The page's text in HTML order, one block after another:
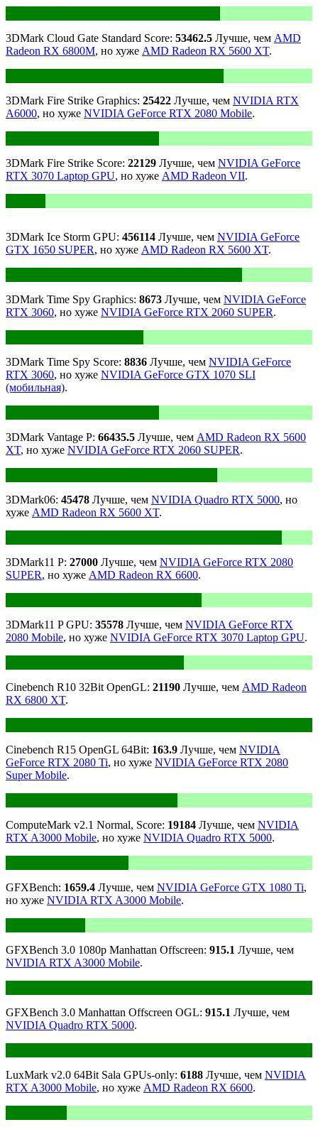
3DMark Cloud Gate Standard Score: 53462.5 Лучше, чем AMD
Radeon RX 6800M, но хуже AMD Radeon RX 5600 XT.
3DMark Fire Strike Graphics: 25422 Лучше, чем NVIDIA RTX
A6000, но хуже NVIDIA GeForce RTX 2080 Mobile.
3DMark Fire Strike Score: 22129 Лучше, чем NVIDIA GeForce
RTX 3070 Laptop GPU, но хуже AMD Radeon VII.
3DMark Ice Storm GPU: 456114 Лучше, чем NVIDIA GeForce
GTX 1650 SUPER, но хуже AMD Radeon RX 5600 XT.
3DMark Time Spy Graphics: 8673 Лучше, чем NVIDIA GeForce
RTX 3060, но хуже NVIDIA GeForce RTX 2060 SUPER.
3DMark Time Spy Score: 8836 Лучше, чем NVIDIA GeForce
RTX 3060, но хуже NVIDIA GeForce GTX 1070 SLI
(мобильная).
3DMark Vantage P: 66435.5 Лучше, чем AMD Radeon RX 5600
XT, но хуже NVIDIA GeForce RTX 2060 SUPER.
3DMark06: 45478 Лучше, чем NVIDIA Quadro RTX 5000, но
хуже AMD Radeon RX 5600 XT.
3DMark11 P: 27000 Лучше, чем NVIDIA GeForce RTX 2080
SUPER, но хуже AMD Radeon RX 6600.
3DMark11 P GPU: 35578 Лучше, чем NVIDIA GeForce RTX
2080 Mobile, но хуже NVIDIA GeForce RTX 3070 Laptop GPU.
Cinebench R10 32Bit OpenGL: 21190 Лучше, чем AMD Radeon
RX 6800 XT.
Cinebench R15 OpenGL 64Bit: 163.9 Лучше, чем NVIDIA
GeForce RTX 2080 Ti, но хуже NVIDIA GeForce RTX 2080
Super Mobile.
ComputeMark v2.1 Normal, Score: 19184 Лучше, чем NVIDIA
RTX A3000 Mobile, но хуже NVIDIA Quadro RTX 5000.
GFXBench: 1659.4 Лучше, чем NVIDIA GeForce GTX 1080 Ti,
но хуже NVIDIA RTX A3000 Mobile.
GFXBench 3.0 1080p Manhattan Offscreen: 915.1 Лучше, чем
NVIDIA RTX A3000 Mobile.
GFXBench 3.0 Manhattan Offscreen OGL: 915.1 Лучше, чем
NVIDIA Quadro RTX 5000.
LuxMark v2.0 64Bit Sala GPUs-only: 6188 Лучше, чем NVIDIA
RTX A3000 Mobile, но хуже AMD Radeon RX 6600.